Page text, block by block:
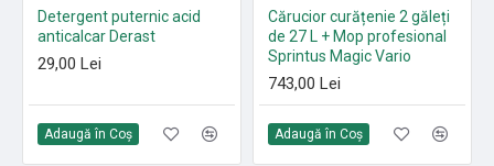
Detergent puternic acid
anticalcar Derast
29,00 Lei
Adaugă în Coş
Cărucior curățenie 2 găleți
de 27 L + Mop profesional
Sprintus Magic Vario
743,00 Lei
Adaugă în Coş